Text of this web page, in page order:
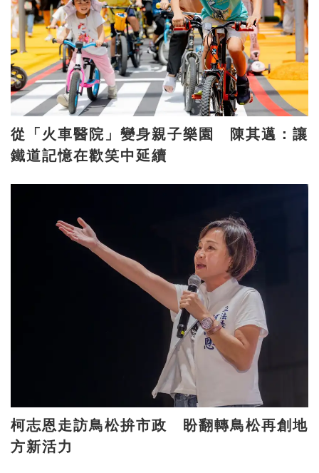
從「火車醫院」變身親子樂園 陳其邁：讓
鐵道記憶在歡笑中延續
柯志恩走訪鳥松拚市政 盼翻轉鳥松再創地
方新活力